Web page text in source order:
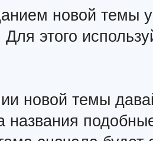
новой темы
этого
новой темы
названия